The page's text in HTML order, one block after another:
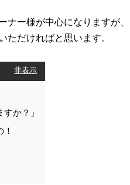
ナー様が中心になりますが、
ただければと思います。
[非表示
か？」